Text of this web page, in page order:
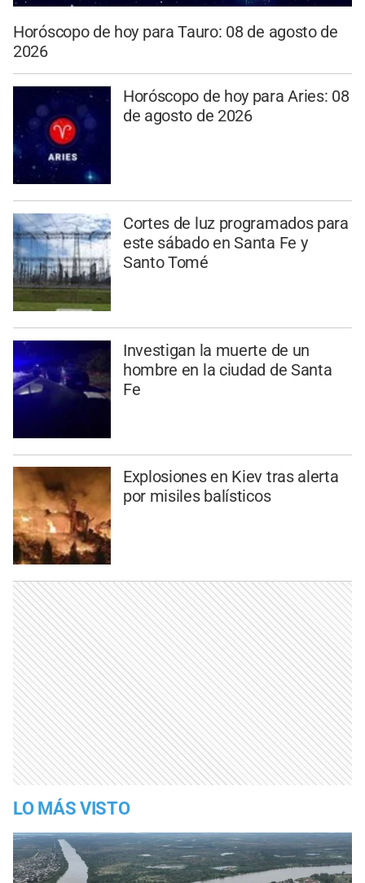
Horóscopo de hoy para Tauro: 08 de agosto de
2026
Horóscopo de hoy para Aries: 08
de agosto de 2026
Cortes de luz programados para
este sábado en Santa Fe y
Santo Tomé
Investigan la muerte de un
hombre en la ciudad de Santa
Fe
Explosiones en Kiev tras alerta
por misiles balísticos
LO MÁS VISTO